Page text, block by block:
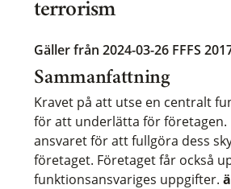
terrorism
Gäller från 2024-03-26 FFFS
Sammanfattning
Kravet på att utse en centralt
för att underlätta för
ansvaret för att fullgöra dess
företaget. Företaget får också
funktionsansvariges uppgifter.